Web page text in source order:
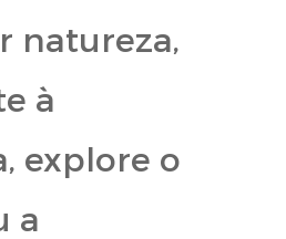
natureza,
à
explore o
a